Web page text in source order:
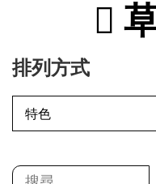

排列方式